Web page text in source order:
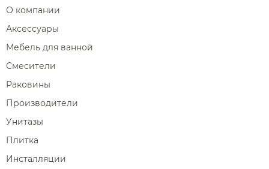
О компании
Аксессуары
Мебель для ванной
Смесители
Раковины
Производители
Унитазы
Плитка
Инсталляции